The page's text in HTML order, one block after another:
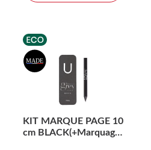
KIT MARQUE PAGE 10
cm BLACK(+Marquage